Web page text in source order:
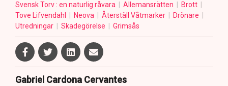
Svensk Torv : en naturlig råvara
Allemansrätten
Brott
Tove Lifvendahl
Neova Återställ Våtmarker
Drönare
Utredningar
Skadegörelse Grimsås
Gabriel Cardona Cervantes